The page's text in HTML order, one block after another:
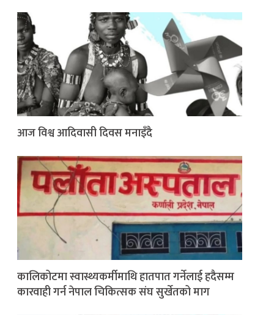
आज विश्व आदिवासी दिवस मनाइँदै
कालिकोटमा स्वास्थ्यकर्मीमाथि हातपात गर्नेलाई हदैसम्म
कारवाही गर्न नेपाल चिकित्सक संघ सुर्खेतको माग